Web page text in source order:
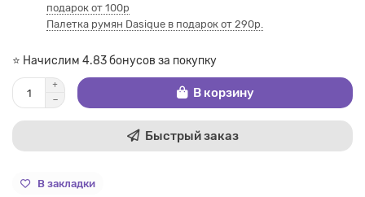
подарок от 100р
Палетка румян Dasique в подарок от 290р.
⭐ Начислим 4.83 бонусов за покупку
В корзину
Быстрый заказ
В закладки